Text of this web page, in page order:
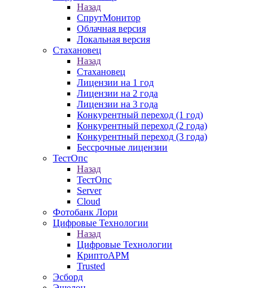
Назад
СпрутМонитор
Облачная версия
Локальная версия
Стахановец
Назад
Стахановец
Лицензии на 1 год
Лицензии на 2 года
Лицензии на 3 года
Конкурентный переход (1 год)
Конкурентный переход (2 года)
Конкурентный переход (3 года)
Бессрочные лицензии
ТестОпс
Назад
ТестОпс
Server
Cloud
Фотобанк Лори
Цифровые Технологии
Назад
Цифровые Технологии
КриптоАРМ
Trusted
Эсборд